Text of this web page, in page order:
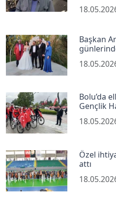
Başkan
Bolu’da
Gençlik
Özel
attı